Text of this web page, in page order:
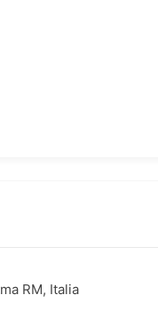
RM, Italia